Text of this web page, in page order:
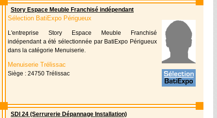
Story Espace Meuble Franchisé indépendant
Sélection BatiExpo Périgueux
L'entreprise Story Espace Meuble Franchisé
indépendant a été sélectionnée par BatiExpo Périgueux
dans la catégorie Menuiserie.
Menuiserie Trélissac
Siège : 24750 Trélissac
SDI 24 (Serrurerie Dépannage Installation)